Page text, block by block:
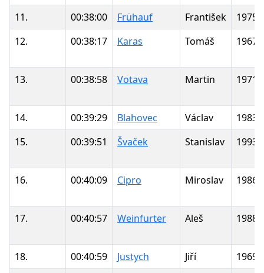
11.
00:38:00 Frühauf František
1975
12.
00:38:17 Karas Tomáš 1967
13. 00:38:58 Votava Martin 1971
14. 00:39:29 Blahovec Václav
1983
15.
00:39:51 Švaček Stanislav 1993
16. 00:40:09 Cipro Miroslav 1986
17. 00:40:57 Weinfurter Aleš 1988
18. 00:40:59 Justych Jiří
1969